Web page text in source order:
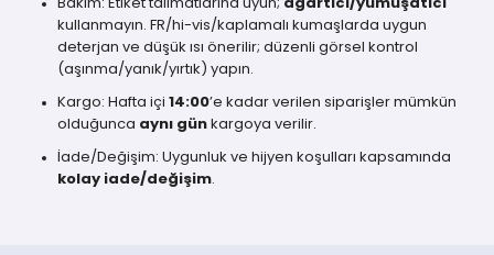
kullanmayın. FR/hi-vis/kaplamalı kumaşlarda uygun
deterjan ve düşük ısı önerilir; düzenli görsel kontrol
(aşınma/yanık/yırtık) yapın.
Kargo: Hafta içi 14:00’e kadar verilen siparişler mümkün
olduğunca aynı gün kargoya verilir.
İade/Değişim: Uygunluk ve hijyen koşulları kapsamında
kolay iade/değişim